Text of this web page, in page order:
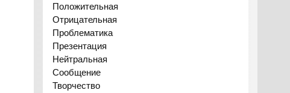
Положительная
Отрицательная
Проблематика
Презентация
Нейтральная
Сообщение
Творчество